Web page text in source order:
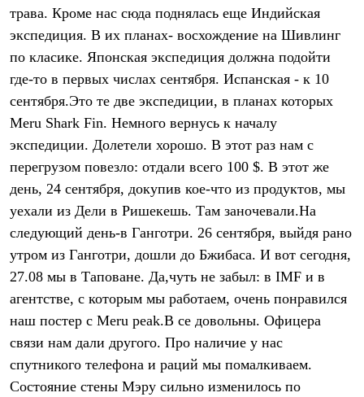
Штормовая одежда
Куртки
Софтшелл одежда
Куртки
Флисовая одежда
Куртки
Брюки
Термобелье
Теплое термобелье
Среднее термобелье
Легкое термобелье
Лёгкая одежда
Футболки
Рубашки
Толстовки
Брюки
Женская одежда
Утепленная пухом
Брюки
Жилеты
трава. Кроме нас сюда поднялась еще Индийская
экспедиция. В их планах- восхождение на Шивлинг
по класике. Японская экспедиция должна подойти
где-то в первых числах сентября. Испанская - к 10
сентября.Это те две экспедиции, в планах которых
Meru Shark Fin. Немного вернусь к началу
экспедиции. Долетели хорошо. В этот раз нам с
перегрузом повезло: отдали всего 100 $. В этот же
день, 24 сентября, докупив кое-что из продуктов, мы
уехали из Дели в Ришекешь. Там заночевали.На
следующий день-в Ганготри. 26 сентября, выйдя рано
утром из Ганготри, дошли до Бжибаса. И вот сегодня,
27.08 мы в Таповане. Да,чуть не забыл: в IMF и в
агентстве, с которым мы работаем, очень понравился
наш постер с Meru peak.В се довольны. Офицера
связи нам дали другого. Про наличие у нас
спутникого телефона и раций мы помалкиваем.
Состояние стены Мэру сильно изменилось по